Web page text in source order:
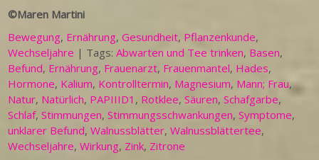
©Maren Martini
Bewegung, Ernährung,Gesundheit, Pflanzenkunde,
Wechseljahre | Tags:Abwarten und Tee trinken, Basen,
Befund, Ernährung, Frauenarzt, Frauenmantel, Hades,
Hormone, Kalium, Kontrolltermin, Magnesium, Mann; Frau,
Natur, Natürlich, PAPIIID1 , Rotklee,Säuren,Schafgarbe,
Schlaf,Stimmungen,Stimmungsschwankungen,Symptome,
unklarer Befund,Walnussblätter,Walnussblättertee,
Wechseljahre,Wirkung, Zink, Zitrone